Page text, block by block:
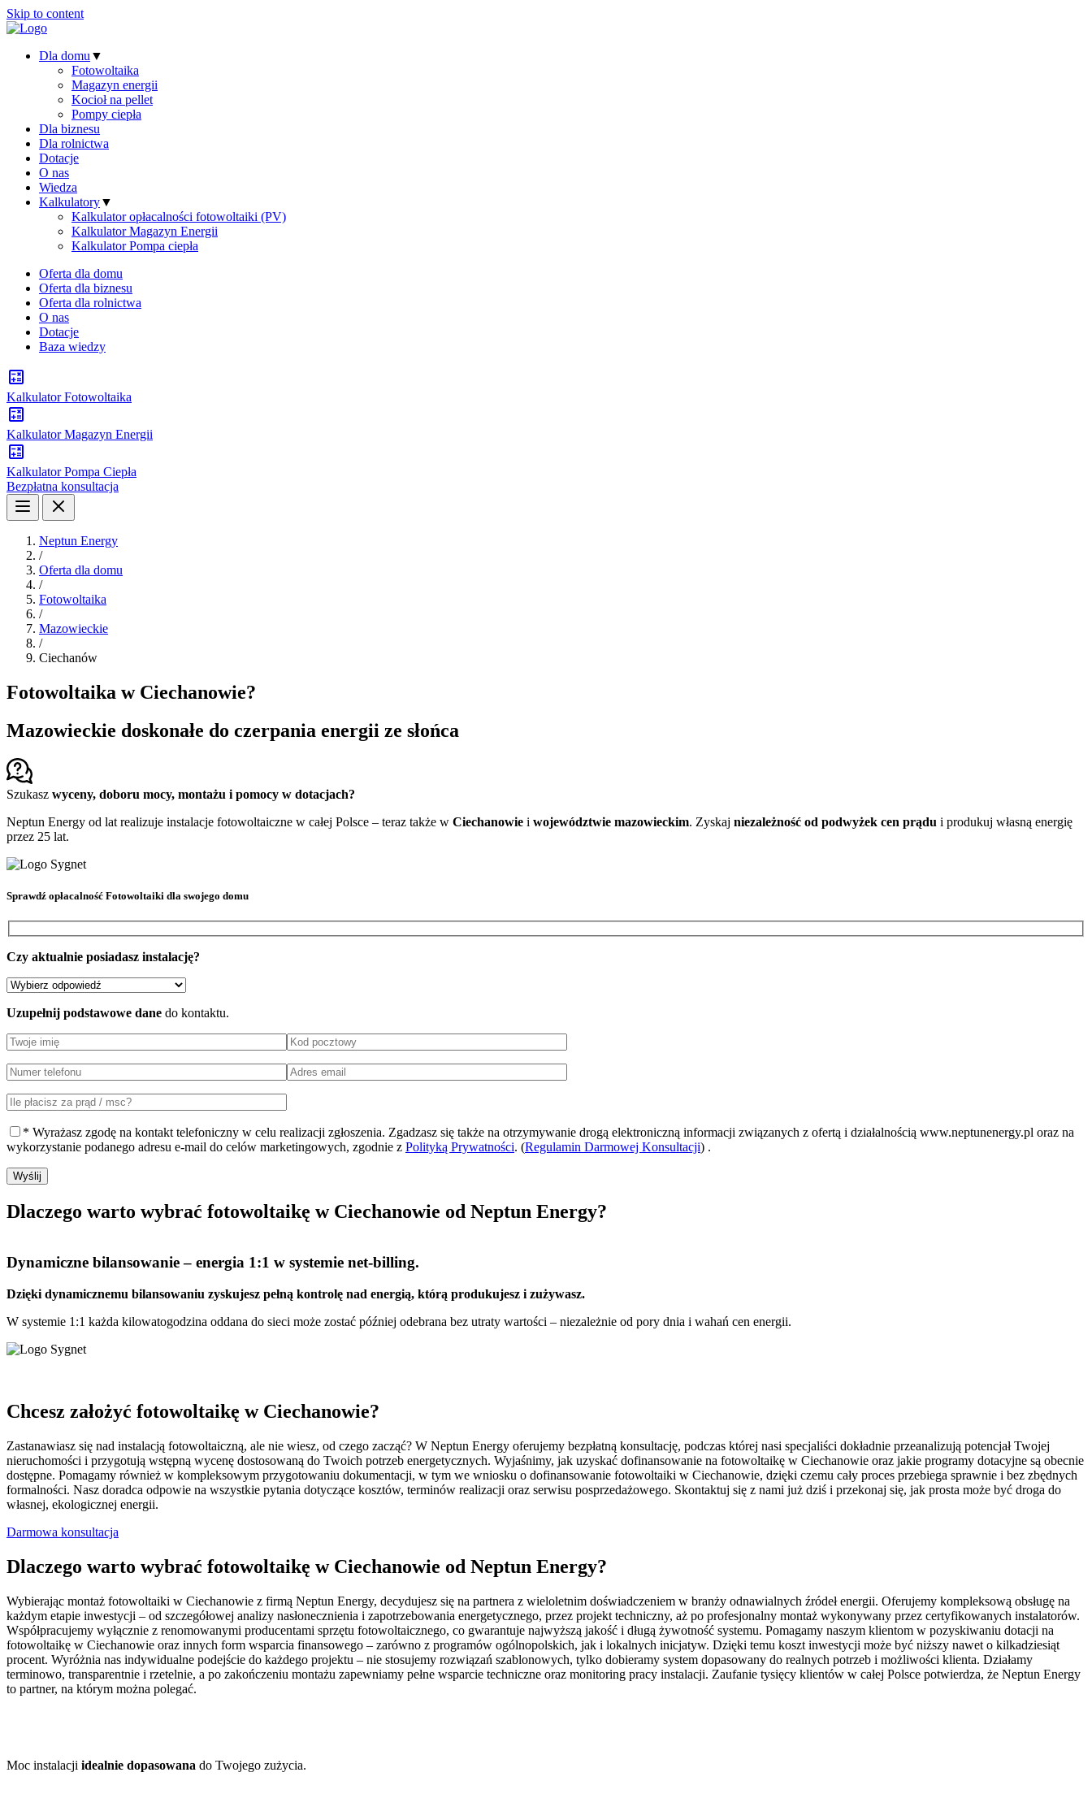
Skip to content
Dla domu ▼
Fotowoltaika
Magazyn energii
Kocioł na pellet
Pompy ciepła
Dla biznesu
Dla rolnictwa
Dotacje
O nas
Wiedza
Kalkulatory▼
Kalkulator opłacalności fotowoltaiki (PV)
Kalkulator Magazyn Energii
Kalkulator Pompa ciepła
Oferta dla domu
Oferta dla biznesu
Oferta dla rolnictwa
O nas
Dotacje
Baza wiedzy
Kalkulator Fotowoltaika
Kalkulator Magazyn Energii
Kalkulator Pompa Ciepła
Bezpłatna konsultacja
Neptun Energy
/
Oferta dla domu
/
Fotowoltaika
/
Mazowieckie
/
Ciechanów
Fotowoltaika w Ciechanowie?
Mazowieckie doskonałe do czerpania energii ze słońca
Szukasz wyceny, doboru mocy, montażu i pomocy w dotacjach?
Neptun Energy od lat realizuje instalacje fotowoltaiczne w całej Polsce – teraz także w Ciechanowie i województwie mazowieckim. Zyskaj niezależność od podwyżek cen prądu i produkuj własną energię
przez 25 lat.
Sprawdź opłacalność Fotowoltaiki dla swojego domu
Czy aktualnie posiadasz instalację?
Uzupełnij podstawowe dane do kontaktu.
* Wyrażasz zgodę na kontakt telefoniczny w celu realizacji zgłoszenia. Zgadzasz się także na otrzymywanie drogą elektroniczną informacji związanych z ofertą i działalnością www.neptunenergy.pl oraz na
wykorzystanie podanego adresu e-mail do celów marketingowych, zgodnie z Polityką Prywatności. (Regulamin Darmowej Konsultacji) .
Wyślij
Dlaczego warto wybrać fotowoltaikę w Ciechanowie od Neptun Energy?
Dynamiczne bilansowanie– energia 1:1 w systemie net-billing.
Dzięki dynamicznemu bilansowaniu zyskujesz pełną kontrolę nad energią, którą produkujesz i zużywasz.
W systemie 1:1 każda kilowatogodzina oddana do sieci może zostać później odebrana bez utraty wartości – niezależnie od pory dnia i wahań cen energii.
Chcesz założyć fotowoltaikę w Ciechanowie?
Zastanawiasz się nad instalacją fotowoltaiczną, ale nie wiesz, od czego zacząć? W Neptun Energy oferujemy bezpłatną konsultację, podczas której nasi specjaliści dokładnie przeanalizują potencjał Twojej
nieruchomości i przygotują wstępną wycenę dostosowaną do Twoich potrzeb energetycznych. Wyjaśnimy, jak uzyskać dofinansowanie na fotowoltaikę w Ciechanowie oraz jakie programy dotacyjne są obecnie
dostępne. Pomagamy również w kompleksowym przygotowaniu dokumentacji, w tym we wniosku o dofinansowanie fotowoltaiki w Ciechanowie, dzięki czemu cały proces przebiega sprawnie i bez zbędnych
formalności. Nasz doradca odpowie na wszystkie pytania dotyczące kosztów, terminów realizacji oraz serwisu posprzedażowego. Skontaktuj się z nami już dziś i przekonaj się, jak prosta może być droga do
własnej, ekologicznej energii.
Darmowa konsultacja
Dlaczego warto wybrać fotowoltaikę w Ciechanowie od Neptun Energy?
Wybierając montaż fotowoltaiki w Ciechanowie z firmą Neptun Energy, decydujesz się na partnera z wieloletnim doświadczeniem w branży odnawialnych źródeł energii. Oferujemy kompleksową obsługę na
każdym etapie inwestycji – od szczegółowej analizy nasłonecznienia i zapotrzebowania energetycznego, przez projekt techniczny, aż po profesjonalny montaż wykonywany przez certyfikowanych instalatorów.
Współpracujemy wyłącznie z renomowanymi producentami sprzętu fotowoltaicznego, co gwarantuje najwyższą jakość i długą żywotność systemu. Pomagamy naszym klientom w pozyskiwaniu dotacji na
fotowoltaikę w Ciechanowie oraz innych form wsparcia finansowego – zarówno z programów ogólnopolskich, jak i lokalnych inicjatyw. Dzięki temu koszt inwestycji może być niższy nawet o kilkadziesiąt
procent. Wyróżnia nas indywidualne podejście do każdego projektu – nie stosujemy rozwiązań szablonowych, tylko dobieramy system dopasowany do realnych potrzeb i możliwości klienta. Działamy
terminowo, transparentnie i rzetelnie, a po zakończeniu montażu zapewniamy pełne wsparcie techniczne oraz monitoring pracy instalacji. Zaufanie tysięcy klientów w całej Polsce potwierdza, że Neptun Energy
to partner, na którym można polegać.
Moc instalacji idealnie dopasowana do Twojego zużycia.